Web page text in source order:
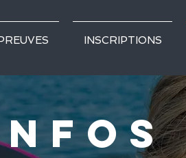
INSCRIPTIONS